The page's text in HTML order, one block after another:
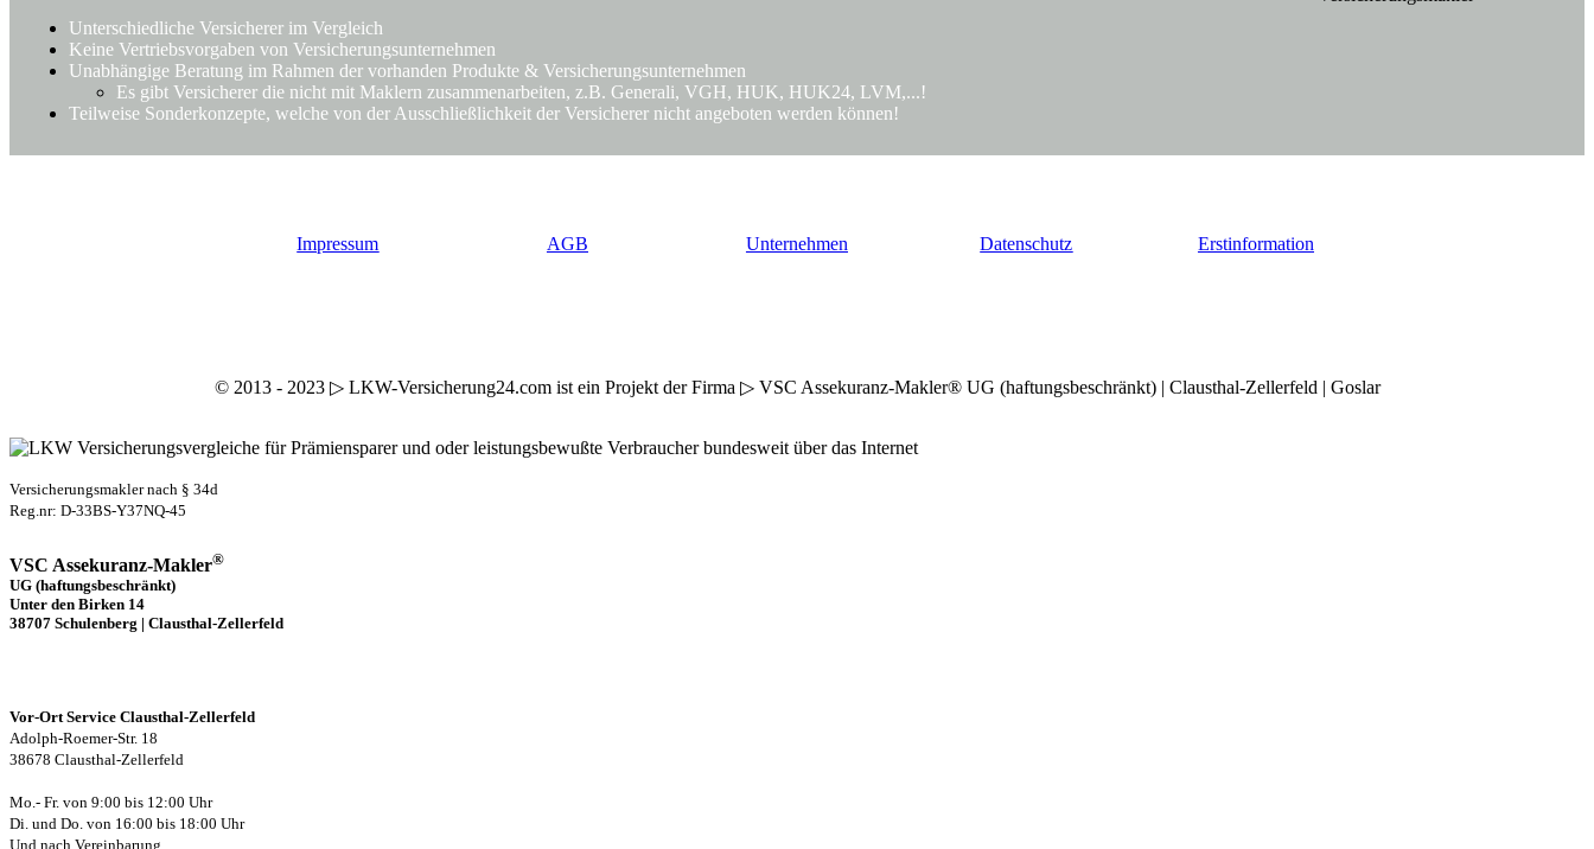
Unterschiedliche Versicherer im Vergleich
Keine Vertriebsvorgaben von Versicherungsunternehmen
Unabhängige Beratung im Rahmen der vorhanden Produkte & Versicherungsunternehmen
Es gibt Versicherer die nicht mit Maklern zusammenarbeiten, z.B. Generali, VGH, HUK, HUK24, LVM,...!
Teilweise Sonderkonzepte, welche von der Ausschließlichkeit der Versicherer nicht angeboten werden können!
Impressum AGB Unternehmen Datenschutz Erstinformation
© 2013 - 2023 ▷ LKW-Versicherung24.com ist ein Projekt der Firma ▷ VSC Assekuranz-Makler® UG (haftungsbeschränkt) | Clausthal-Zellerfeld | Goslar
Versicherungsmakler nach § 34d
Reg.nr: D-33BS-Y37NQ-45
VSC Assekuranz-Makler®
UG (haftungsbeschränkt)
Unter den Birken 14
38707 Schulenberg | Clausthal-Zellerfeld
Vor-Ort Service Clausthal-Zellerfeld
Adolph-Roemer-Str. 18
38678 Clausthal-Zellerfeld
Mo.- Fr. von 9:00 bis 12:00 Uhr
Di. und Do. von 16:00 bis 18:00 Uhr
Und nach Vereinbarung